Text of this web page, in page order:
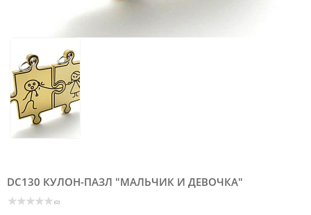
DC130 КУЛОН-ПАЗЛ "МАЛЬЧИК И ДЕВОЧКА"
(0)